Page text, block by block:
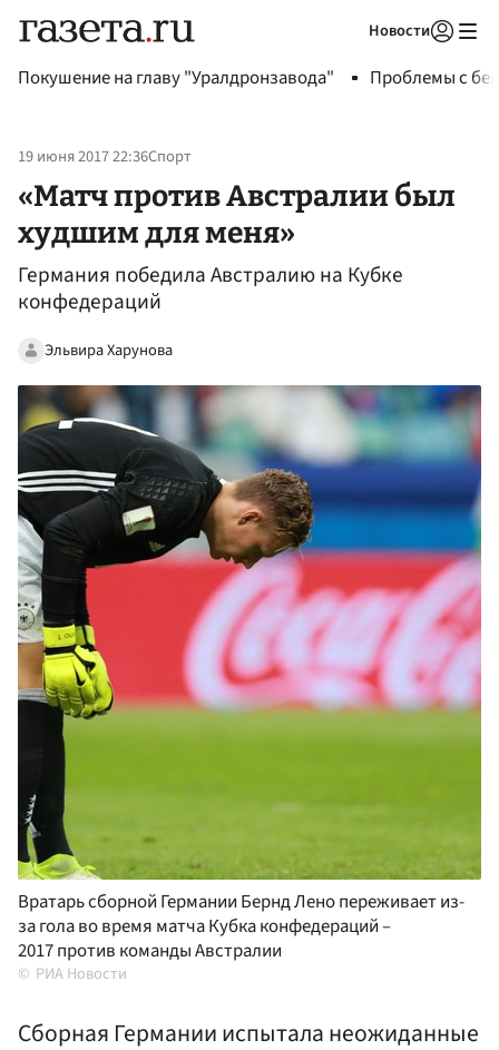
Новости
Покушение на главу "Уралдронзавода" Проблемы с
19 июня 2017 22:36Спорт
«Матч против Австралии был
худшим для меня»
Германия победила Австралию на Кубке
конфедераций
Эльвира Харунова
Вратарь сборной Германии Бернд Лено переживает из-
за гола во время матча Кубка конфедераций –
2017 против команды Австралии
РИА Новости
Сборная Германии испытала неожиданные